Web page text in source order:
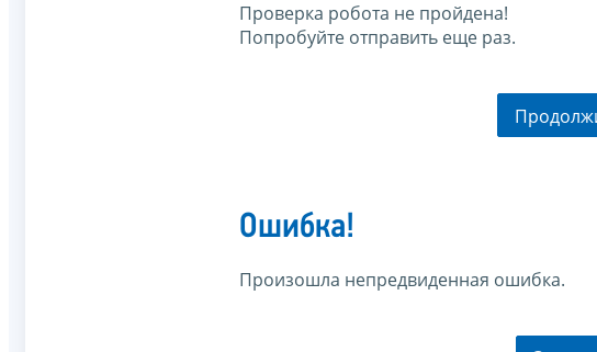
Проверка робота не пройдена!
Попробуйте отправить еще раз.
Ошибка!
Произошла непредвиденная ошибка.